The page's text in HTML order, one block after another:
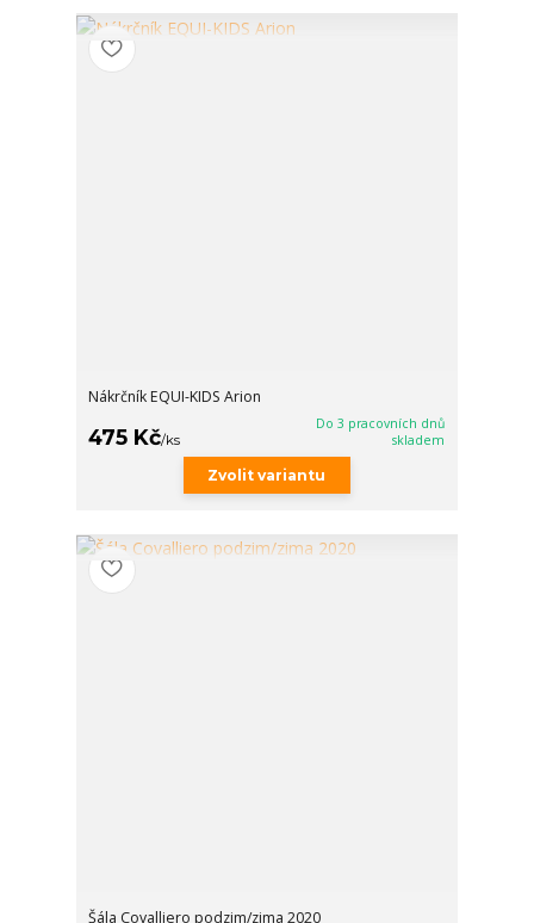
Nákrčník EQUI-KIDS Arion
475 Kč/ks
Do 3 pracovních dnů
skladem
Zvolit variantu
Šála Covalliero podzim/zima 2020